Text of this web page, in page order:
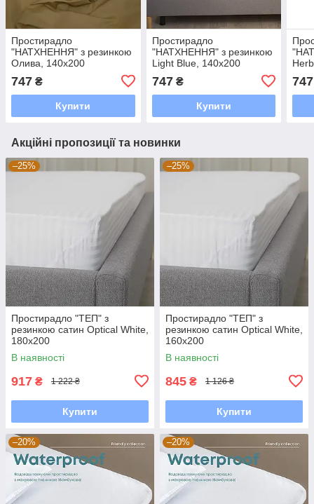
Простирадло
"НАТХНЕННЯ" з резинкою
Олива, 140x200
747 ₴
Купити
Простирадло
"НАТХНЕННЯ" з резинкою
Light Blue, 140x200
747₴
Купити
747
Акційні пропозиції та новинки
–25%
Простирадло "ТЕП" з
резинкою сатин Optical White,
180x200
В наявності
917 ₴ 1 222 ₴
Купити
–25%
Простирадло "ТЕП" з
резинкою сатин Optical White,
160x200
В наявності
845 ₴ 1 126 ₴
Купити
–20% –20%